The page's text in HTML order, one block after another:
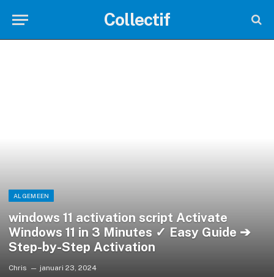
Collectif
ALGEMEEN
windows 11 activation script Activate
Windows 11 in 3 Minutes ✓ Easy Guide ➔
Step-by-Step Activation
Chris januari 23, 2024